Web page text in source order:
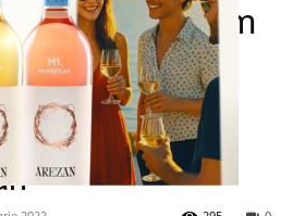
precum
la un cetăţean
trei români.
transplant la